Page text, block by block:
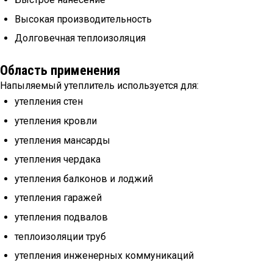
Высокая производительность
Долговечная теплоизоляция
Область применения
Напыляемый утеплитель используется для:
утепления стен
утепления кровли
утепления мансарды
утепления чердака
утепления балконов и лоджий
утепления гаражей
утепления подвалов
теплоизоляции труб
утепления инженерных коммуникаций